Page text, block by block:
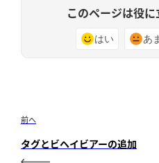
このページは役
はい あ
前へ
タグとビヘイビアーの追加